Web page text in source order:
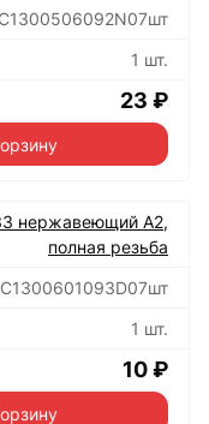
1 шт.
23 ₽
нержавеющий А2,
полная резьба
1 шт.
10 ₽